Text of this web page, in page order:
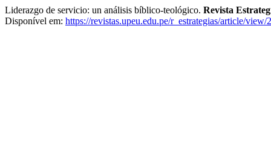
Liderazgo de servicio: un análisis bíblico-teológico. Revista
Disponível em: https://revistas.upeu.edu.pe/r_estrategias/article/view/